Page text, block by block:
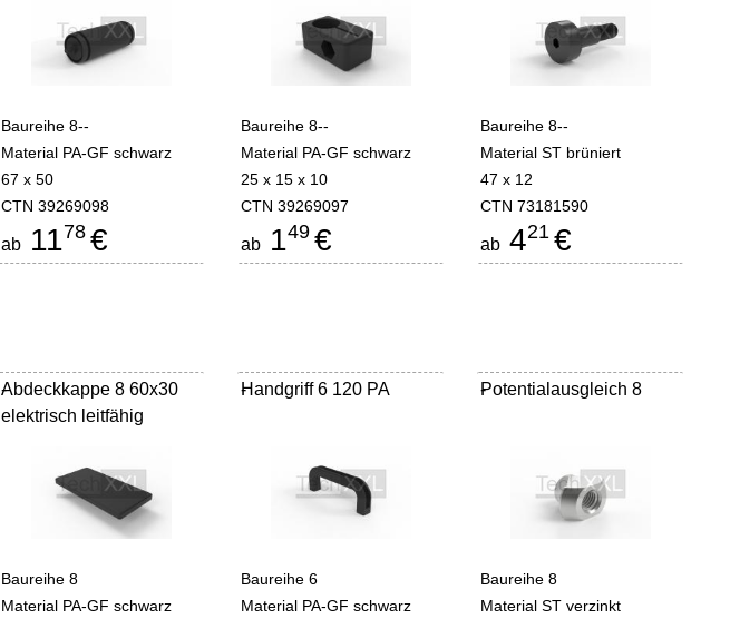
Baureihe 8--
Material PA-GF schwarz
67 x 50
CTN 39269098
ab 1178 €
Baureihe 8--
Material PA-GF schwarz
25 x 15 x 10
CTN 39269097
ab 149 €
Baureihe 8--
Material ST brüniert
47 x 12
CTN 73181590
ab 421 €
Abdeckkappe 8 60x30
elektrisch leitfähig
-
Baureihe 8
Material PA-GF schwarz
Handgriff 6 120 PA
-
Baureihe 6
Material PA-GF schwarz
Potentialausgleich 8
-
Baureihe 8
Material ST verzinkt